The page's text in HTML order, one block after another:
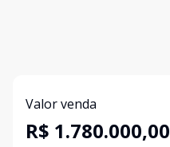
Valor venda
R$ 1.780.000,00